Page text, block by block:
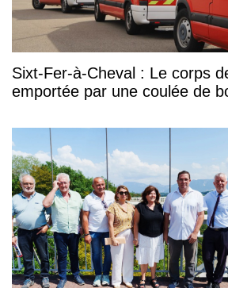
Sixt-Fer-à-Cheval : Le corps
emportée par une coulée de